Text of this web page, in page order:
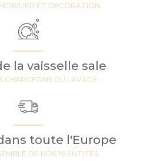
ET DECORATION
la vaisselle sale
CHARGEONS DU LAVAGE
toute l'Europe
DE NOS 19 ENTITES